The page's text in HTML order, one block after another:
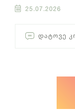
25.07.2026
ᲓᲐᲢᲝᲕᲔ